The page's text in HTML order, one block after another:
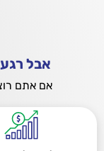
אבל
אם אתם